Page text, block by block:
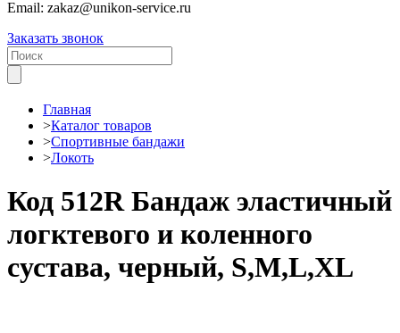
Email: zakaz@unikon-service.ru
Заказать звонок
Главная
>Каталог товаров
>Спортивные бандажи
>Локоть
Код 512R Бандаж эластичный
логктевого и коленного
сустава, черный, S,M,L,XL